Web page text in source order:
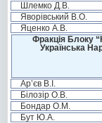
Шлемко Д.В.
Яворівський В.О.
Яценко А.В.
Фракція Блоку
Українська
Ар’єв В.І.
Білозір О.В.
Бондар О.М.
Бут Ю.А.